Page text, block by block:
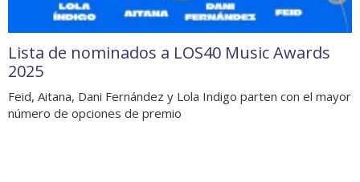
Lista de nominados a LOS40 Music Awards
2025
Feid, Aitana, Dani Fernández y Lola Indigo parten con el mayor
número de opciones de premio